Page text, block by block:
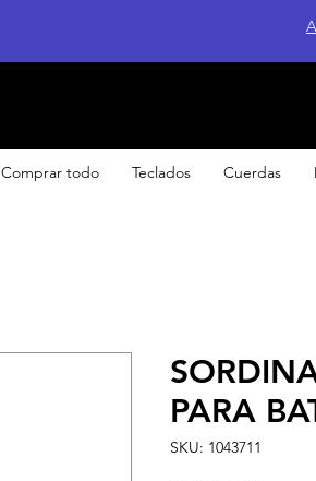
Comprar todo Teclados Cuerdas
PARA
SKU: 1043711